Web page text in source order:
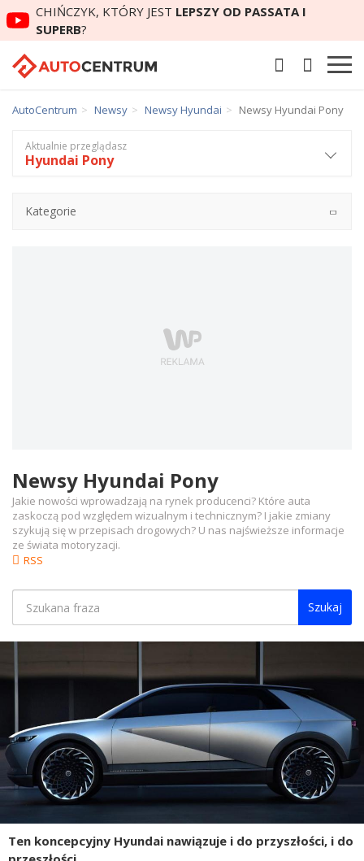
CHIŃCZYK, KTÓRY JEST LEPSZY OD PASSATA I
SUPERB?
AutoCentrum Newsy Newsy Hyundai Newsy Hyundai Pony
Newsy Hyundai Pony
RSS
Jakie nowości wprowadzają na rynek producenci? Które auta
zaskoczą pod względem wizualnym i technicznym? I jakie zmiany
szykują się w przepisach drogowych? U nas najświeższe informacje
ze świata motoryzacji.
Szukaj
Ten koncepcyjny Hyundai nawiązuje i do przyszłości, i do
Aktualnie przeglądasz
Hyundai Pony
Kategorie